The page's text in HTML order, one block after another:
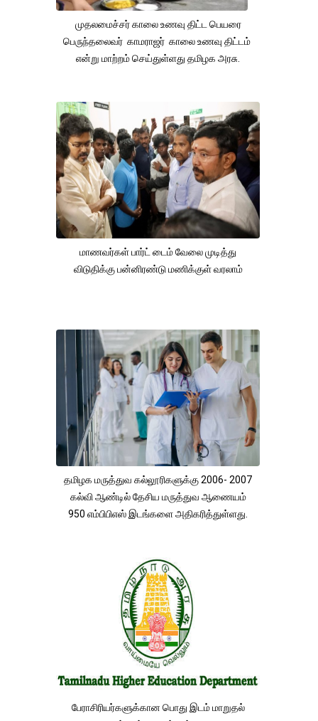
முதலமைச்சர் காலை உணவு திட்ட பெயரை
பெருந்தலைவர் காமராஜர் காலை உணவு திட்டம்
என்று மாற்றம் செய்துள்ளது தமிழக அரசு.
மாணவர்கள் பார்ட் டைம் வேலை முடித்து
விடுதிக்கு பன்னிரண்டு மணிக்குள் வரலாம்
தமிழக மருத்துவ கல்லூரிகளுக்கு 2006- 2007
கல்வி ஆண்டில் தேசிய மருத்துவ ஆணையம்
950 எம்பிபிஎஸ் இடங்களை அதிகரித்துள்ளது.
பேராசிரியர்களுக்கான பொது இடம் மாறுதல்